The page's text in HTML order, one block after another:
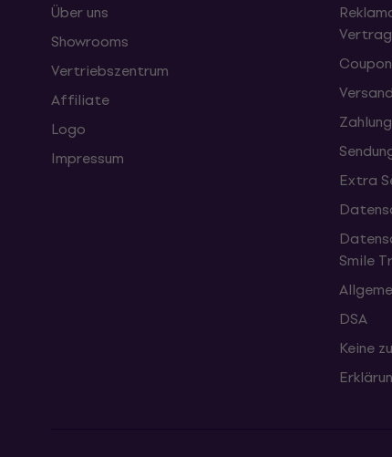
Über uns
Showrooms
Vertriebszentrum
Affiliate
Logo
Impressum
Vertrag
Extra
Smile
DSA
Keine